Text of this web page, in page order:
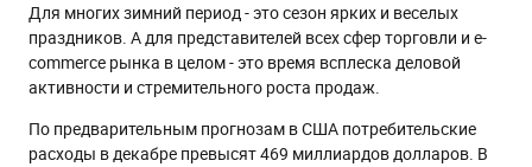
Подскажите идеи
Сделайте собственный гид по подаркам
Давайте готовые решения
Создавайте интригу
Покажите подарки на разный бюджет
Для многих зимний период - это сезон ярких и веселых
праздников. А для представителей всех сфер торговли и e-
commerce рынка в целом - это время всплеска деловой
активности и стремительного роста продаж.
По предварительным прогнозам в США потребительские
расходы в декабре превысят 469 миллиардов долларов. В